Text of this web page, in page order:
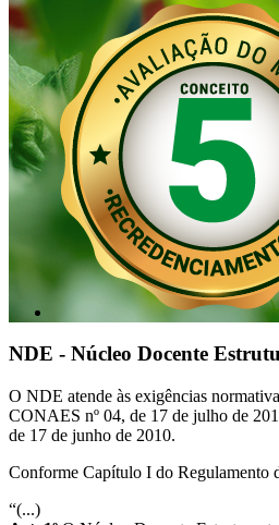
NDE - Núcleo Docente
O NDE atende às exigências
CONAES nº 04, de 17 de julho de
de 17 de junho de 2010.
Conforme Capítulo I do Regulamento
“(...)